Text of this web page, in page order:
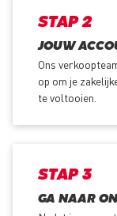
STAP 2
JOUW
Ons
op om je
te voltooien.
STAP 3
GA NAAR